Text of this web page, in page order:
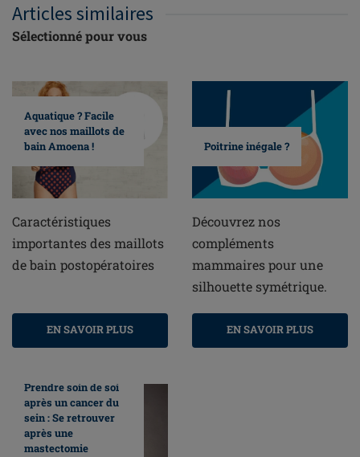
Articles similaires
Sélectionné pour vous
Aquatique ? Facile
avec nos maillots de
bain Amoena !
Caractéristiques
importantes des maillots
de bain postopératoires
EN SAVOIR PLUS
Poitrine inégale ?
Découvrez nos
compléments
mammaires pour une
silhouette symétrique.
EN SAVOIR PLUS
Prendre soin de soi
après un cancer du
sein : Se retrouver
après une
mastectomie